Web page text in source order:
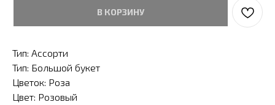
В КОРЗИНУ
Тип: Ассорти
Тип: Большой букет
Цветок: Роза
Цвет: Розовый